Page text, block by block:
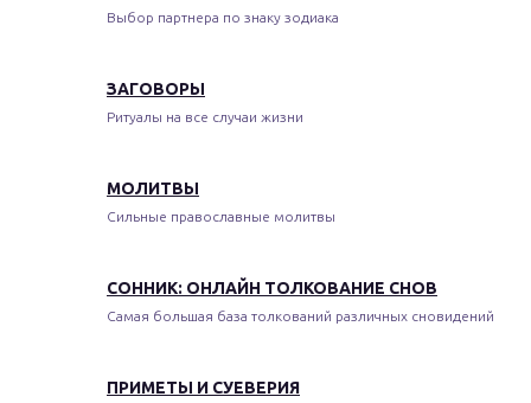
Выбор партнера по знаку зодиака
ЗАГОВОРЫ
Ритуалы на все случаи жизни
МОЛИТВЫ
Сильные православные молитвы
СОННИК: ОНЛАЙН ТОЛКОВАНИЕ СНОВ
Самая большая база толкований различных сновидений
ПРИМЕТЫ И СУЕВЕРИЯ